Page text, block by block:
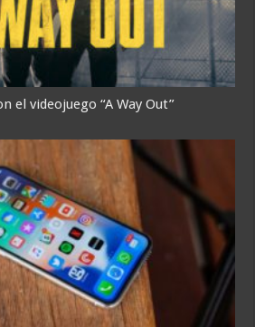
el videojuego “A Way Out”